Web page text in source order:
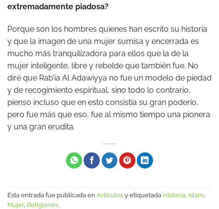
extremadamente piadosa?
Porque son los hombres quienes han escrito su historia
y que la imagen de una mujer sumisa y encerrada es
mucho más tranquilizadora para ellos que la de la
mujer inteligente, libre y rebelde que también fue. No
diré que Rab’ia Al Adawiyya no fue un modelo de piedad
y de recogimiento espiritual, sino todo lo contrario,
pienso incluso que en esto consistía su gran poderío,
pero fue más que eso, fue al mismo tiempo una pionera
y una gran erudita.
Esta entrada fue publicada en Artículos y etiquetada Historia Islam
Mujer, Religiones.